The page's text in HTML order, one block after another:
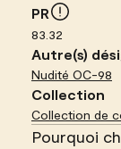
PR
83.32
Autre(s)
Nudité OC-98
Collection
Collection de
Pourquoi